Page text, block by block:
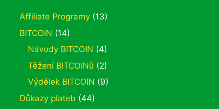
Affiliate Programy (13)
BITCOIN (14)
Návody BITCOIN (4)
Těžení BITCOINů (2)
Výdělek BITCOIN (9)
Důkazy plateb (44)